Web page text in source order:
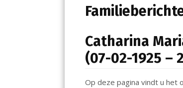
Catharina
(07-02-1925 –
Op deze pagina vindt u het